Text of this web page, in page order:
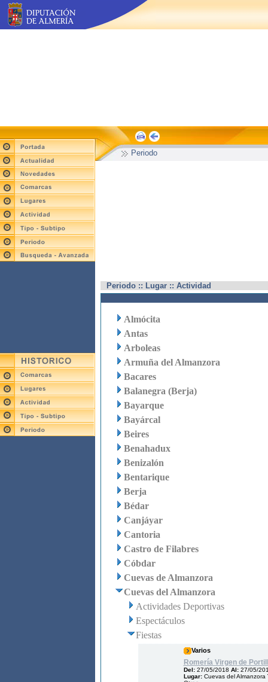
Periodo
Periodo :: Lugar :: Actividad
Almócita
Antas
Arboleas
Armuña del Almanzora
Bacares
Balanegra (Berja)
Bayarque
Bayárcal
Beires
Benahadux
Benizalón
Bentarique
Berja
Bédar
Canjáyar
Cantoria
Castro de Filabres
Cóbdar
Cuevas de Almanzora
Cuevas del Almanzora
Actividades Deportivas
Espectáculos
Fiestas
Varios
Romería Virgen de
Del: 27/05/2018 Al: 27/05/
Lugar: Cuevas del Almanzora